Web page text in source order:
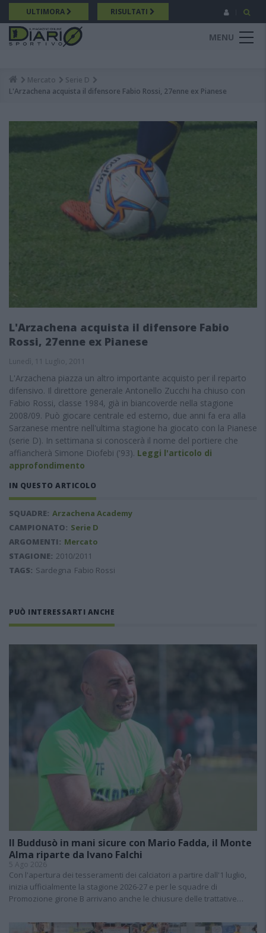
Salta
al
contenuto
principale
ULTIMORA RISULTATI
MENU
Breadcrumb
Mercato
Serie D
L'Arzachena acquista il difensore Fabio Rossi, 27enne ex Pianese
L'Arzachena acquista il difensore Fabio
Rossi, 27enne ex Pianese
Lunedì, 11 Luglio, 2011
L'Arzachena piazza un altro importante acquisto per il reparto
difensivo. Il direttore generale Antonello Zucchi ha chiuso con
Fabio Rossi, classe 1984, già in biancoverde nella stagione
2008/09. Può giocare centrale ed esterno, due anni fa era alla
Sarzanese mentre nell'ultima stagione ha giocato con la Pianese
(serie D). In settimana si conoscerà il nome del portiere che
affiancherà Simone Diofebi ('93). Leggi l'articolo di
approfondimento
IN QUESTO ARTICOLO
SQUADRE: Arzachena Academy
CAMPIONATO: Serie D
ARGOMENTI: Mercato
STAGIONE: 2010/2011
TAGS: Sardegna Fabio Rossi
PUÒ INTERESSARTI ANCHE
Il Buddusò in mani sicure con Mario Fadda, il Monte
Alma riparte da Ivano Falchi
5 Ago 2026
Con l'apertura dei tesseramenti dei calciatori a partire dall'1 luglio,
inizia ufficialmente la stagione 2026-27 e per le squadre di
Promozione girone B arrivano anche le chiusure delle trattative…